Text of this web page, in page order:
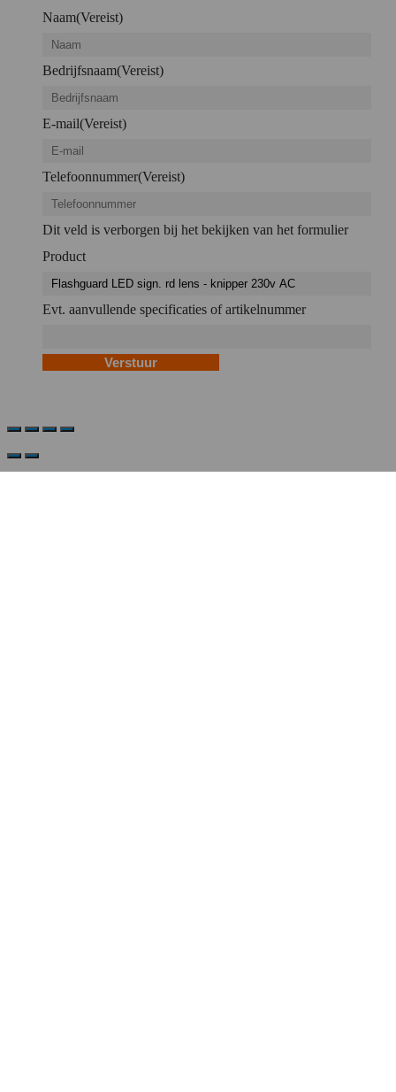
Naam(Vereist)
Bedrijfsnaam(Vereist)
E-mail(Vereist)
Telefoonnummer(Vereist)
Dit veld is verborgen bij het bekijken van het formulier
Product
Evt. aanvullende specificaties of artikelnummer